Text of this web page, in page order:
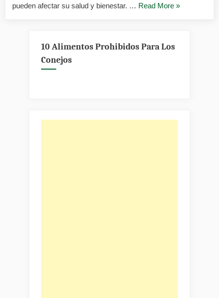
pueden afectar su salud y bienestar. … Read More«Principales
»
10 Alimentos Prohibidos Para Los
Conejos